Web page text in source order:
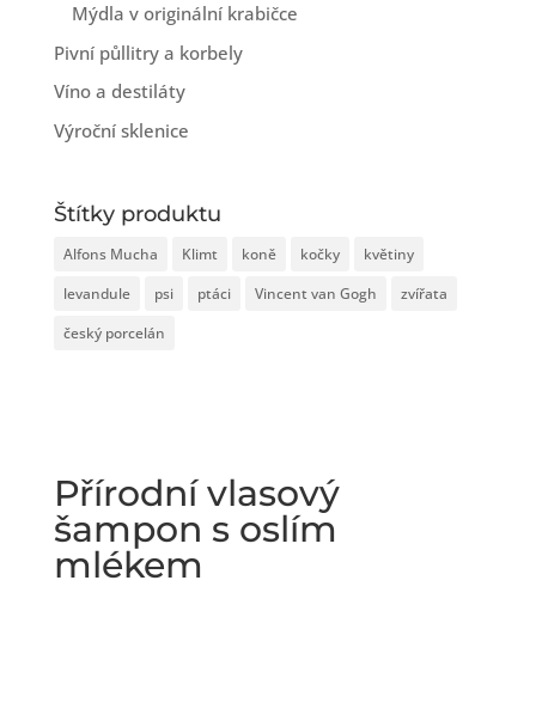
Mýdla v originální krabičce
Pivní půllitry a korbely
Víno a destiláty
Výroční sklenice
Štítky produktu
Alfons Mucha Klimt koně kočky
květiny
levandule
psi ptáci Vincent van Gogh
zvířata
český porcelán
Přírodní vlasový
šampon s oslím
mlékem